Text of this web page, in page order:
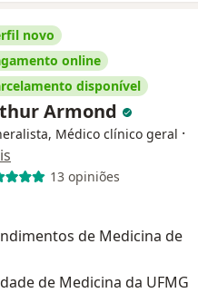
novo
online
disponível
Armond
Médico clínico geral ·
13 opiniões
de Medicina de
de Medicina da UFMG